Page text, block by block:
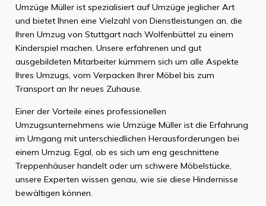
Umzüge Müller ist spezialisiert auf Umzüge jeglicher Art
und bietet Ihnen eine Vielzahl von Dienstleistungen an, die
Ihren Umzug von Stuttgart nach Wolfenbüttel zu einem
Kinderspiel machen. Unsere erfahrenen und gut
ausgebildeten Mitarbeiter kümmern sich um alle Aspekte
Ihres Umzugs, vom Verpacken Ihrer Möbel bis zum
Transport an Ihr neues Zuhause.
Einer der Vorteile eines professionellen
Umzugsunternehmens wie Umzüge Müller ist die Erfahrung
im Umgang mit unterschiedlichen Herausforderungen bei
einem Umzug. Egal, ob es sich um eng geschnittene
Treppenhäuser handelt oder um schwere Möbelstücke,
unsere Experten wissen genau, wie sie diese Hindernisse
bewältigen können.